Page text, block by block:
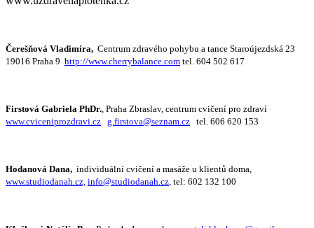
Čerešňová Vladimíra, Centrum zdravého pohybu a tance Staroújezdská 23
19016 Praha 9 http://www.cherrybalance.com tel. 604 502 617
Firstová Gabriela PhDr. , Praha Zbraslav, centrum cvičení pro zdraví
www.cviceniprozdravi.cz g.firstova@seznam.cz tel. 606 620 153
Hodanová Dana, individuální cvičení a masáže u klientů doma,
www.studiodanah.cz, info@studiodanah.cz , tel: 602 132 100